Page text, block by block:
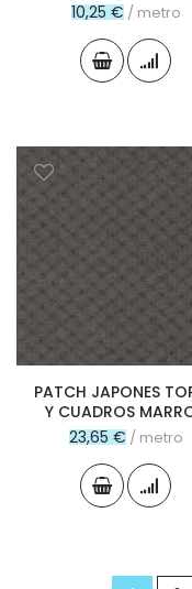
10,25 € / metro
PATCH JAPONES
Y CUADROS
23,65 € / metro